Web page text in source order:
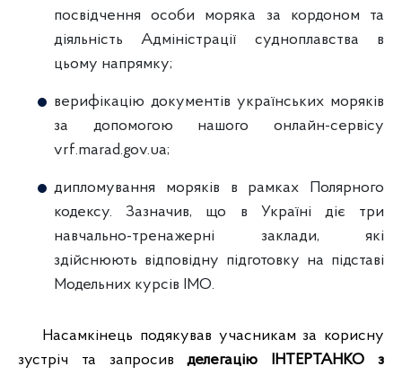
посвідчення особи моряка за кордоном та
діяльність Адміністрації судноплавства в
цьому напрямку;
верифікацію документів українських моряків
за допомогою нашого онлайн-сервісу
vrf.marad.gov.ua;
дипломування моряків в рамках Полярного
кодексу. Зазначив, що в Україні діє три
навчально-тренажерні заклади, які
здійснюють відповідну підготовку на підставі
Модельних курсів ІМО.
Насамкінець подякував учасникам за корисну
зустріч та запросивделегацію ІНТЕРТАНКО з